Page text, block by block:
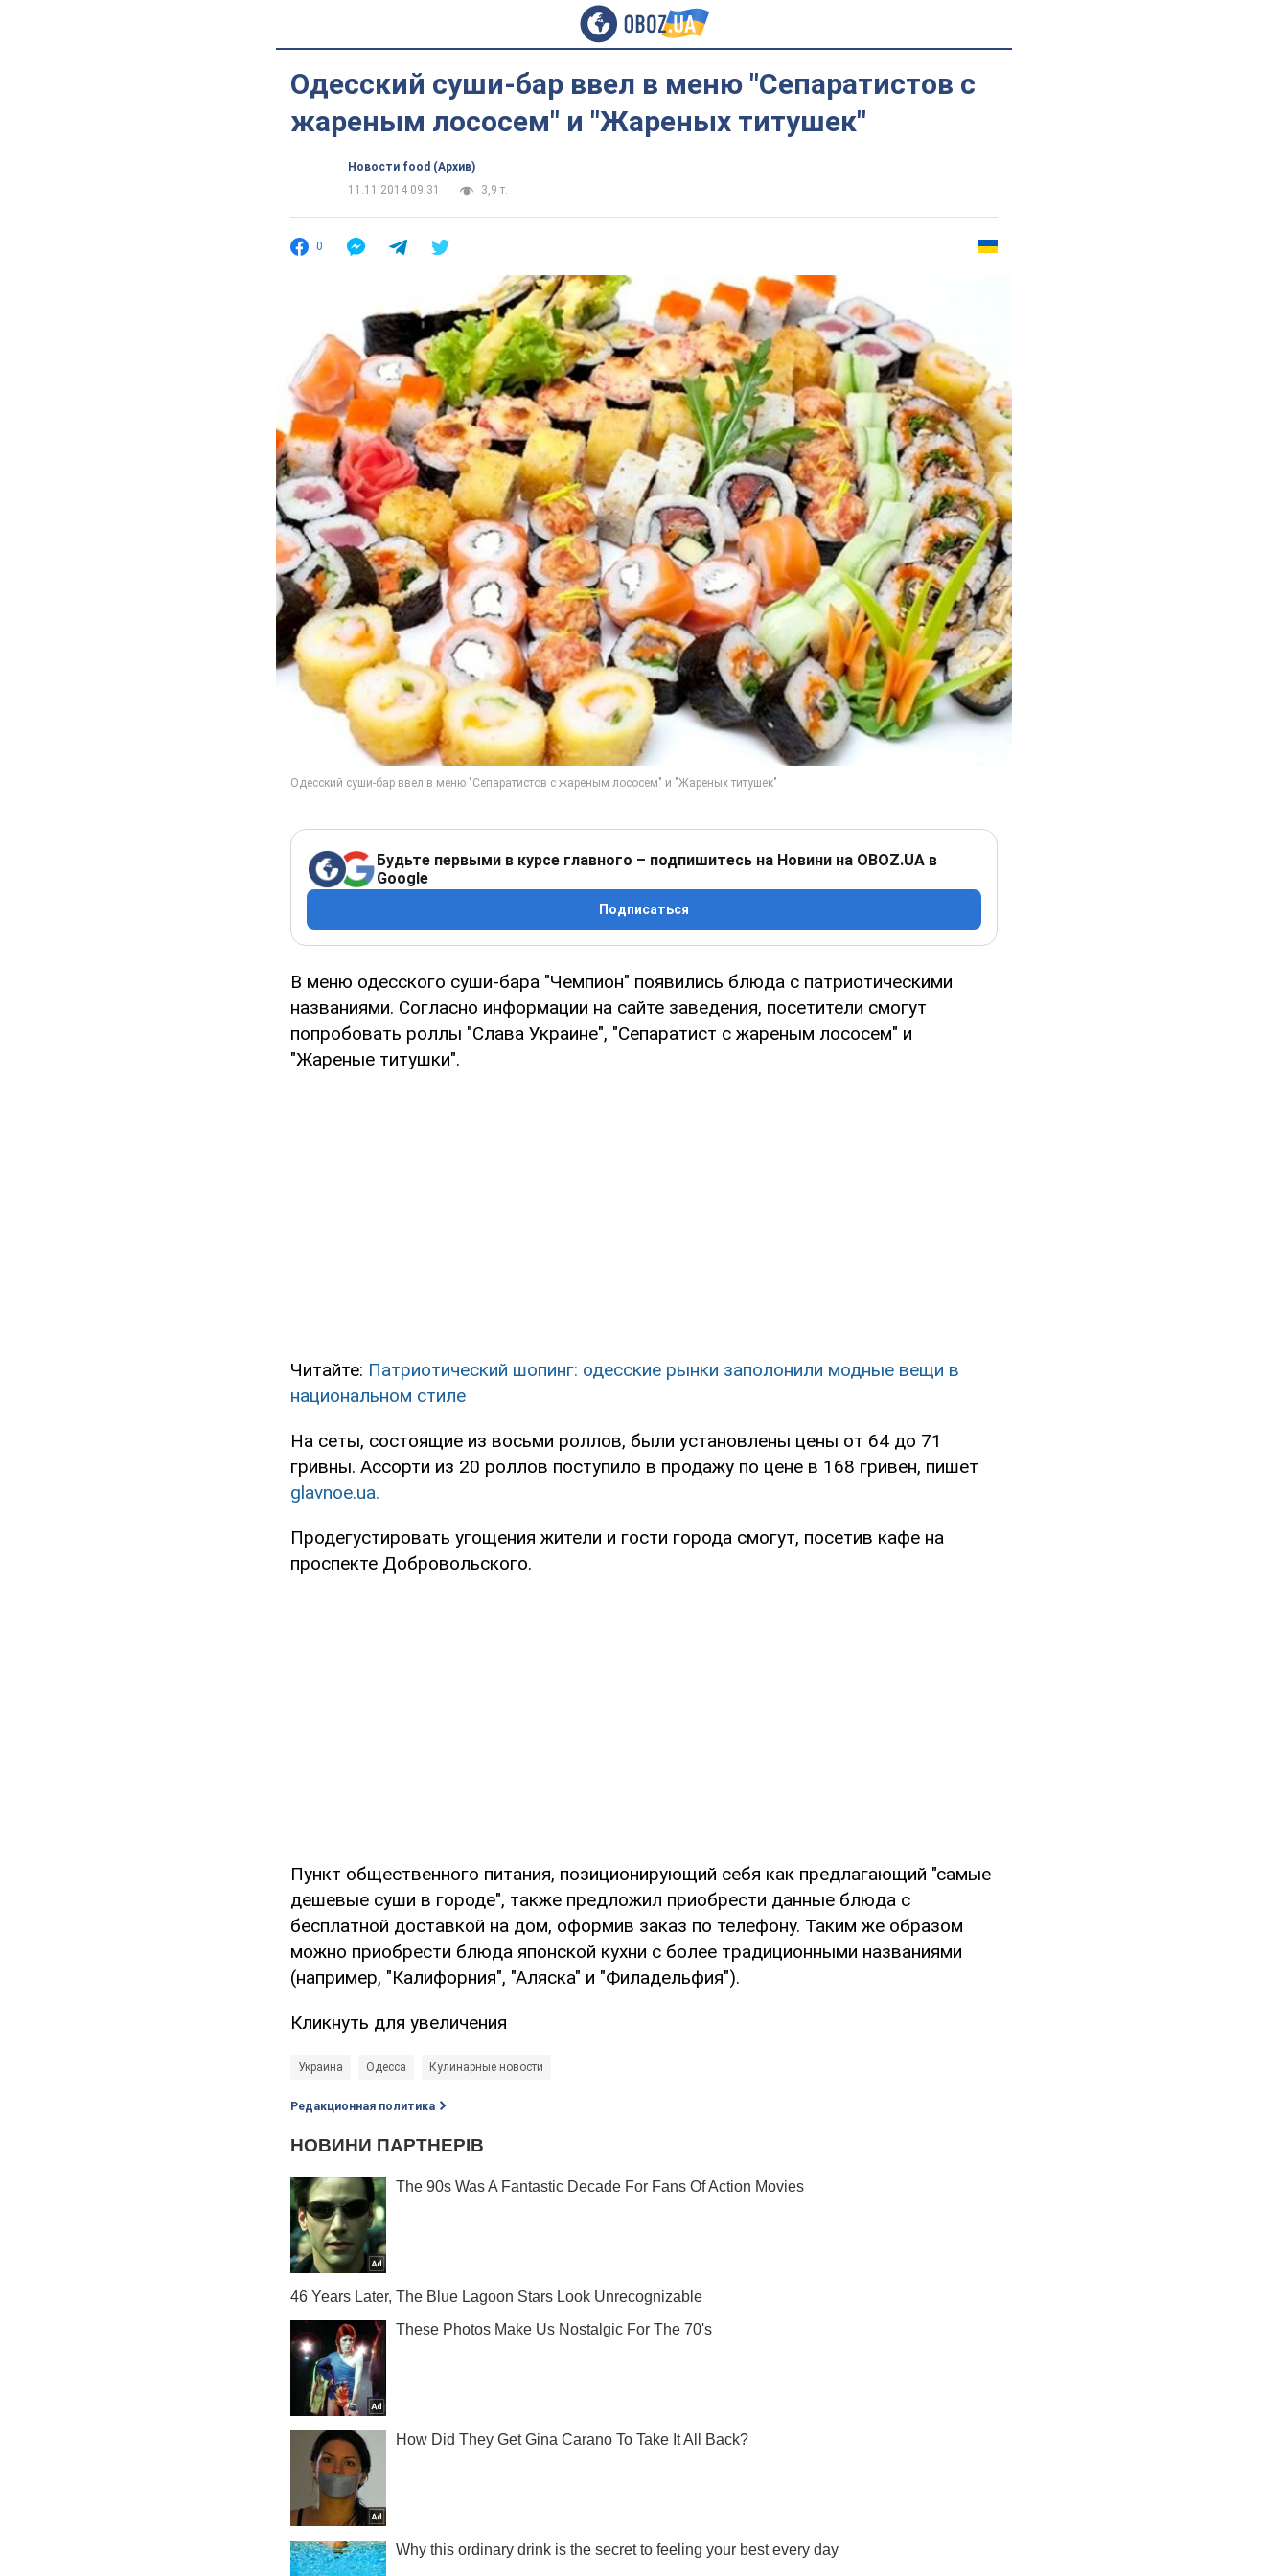
Одесский суши-бар ввел в меню "Сепаратистов с
жареным лососем" и "Жареных титушек"
Новости food (Архив)
11.11.2014 09:31
3,9 т.
0
Будьте первыми в курсе главного – подпишитесь на Новини на OBOZ.UA в
Google
Подписаться
В меню одесского суши-бара "Чемпион" появились блюда с патриотическими
названиями. Согласно информации на сайте заведения, посетители смогут
попробовать роллы "Слава Украине", "Сепаратист с жареным лососем" и
"Жареные титушки".
Читайте: Патриотический шопинг: одесские рынки заполонили модные вещи в
национальном стиле
На сеты, состоящие из восьми роллов, были установлены цены от 64 до 71
гривны. Ассорти из 20 роллов поступило в продажу по цене в 168 гривен, пишет
glavnoe.ua.
Продегустировать угощения жители и гости города смогут, посетив кафе на
проспекте Добровольского.
Пункт общественного питания, позиционирующий себя как предлагающий "самые
дешевые суши в городе", также предложил приобрести данные блюда с
бесплатной доставкой на дом, оформив заказ по телефону. Таким же образом
можно приобрести блюда японской кухни с более традиционными названиями
(например, "Калифорния", "Аляска" и "Филадельфия").
Кликнуть для увеличения
Украина Одесса Кулинарные новости
Редакционная политика